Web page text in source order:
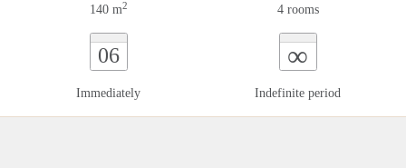
140 m2 4 rooms
06
Immediately
∞
Indefinite period